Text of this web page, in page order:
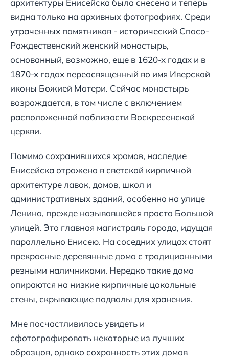
архитектуры Енисейска была снесена и теперь
видна только на архивных фотографиях. Среди
утраченных памятников - исторический Спасо-
Рождественский женский монастырь,
основанный, возможно, еще в 1620-х годах и в
1870-х годах переосвященный во имя Иверской
иконы Божией Матери. Сейчас монастырь
возрождается, в том числе с включением
расположенной поблизости Воскресенской
церкви.
Помимо сохранившихся храмов, наследие
Енисейска отражено в светской кирпичной
архитектуре лавок, домов, школ и
административных зданий, особенно на улице
Ленина, прежде называвшейся просто Большой
улицей. Это главная магистраль города, идущая
параллельно Енисею. На соседних улицах стоят
прекрасные деревянные дома с традиционными
резными наличниками. Нередко такие дома
опираются на низкие кирпичные цокольные
стены, скрывающие подвалы для хранения.
Мне посчастливилось увидеть и
сфотографировать некоторые из лучших
образцов, однако сохранность этих домов